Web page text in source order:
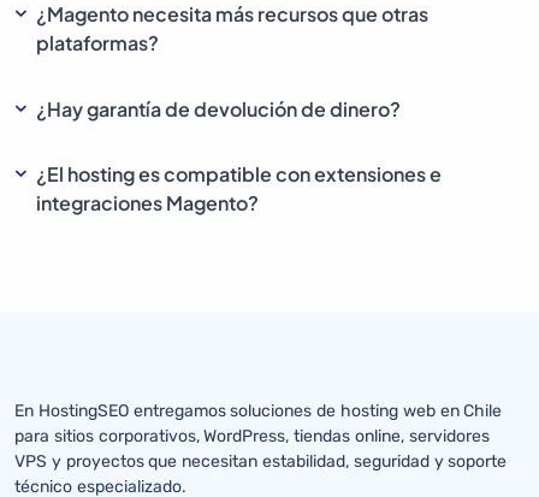
¿Magento necesita más recursos que otras
plataformas?
¿Hay garantía de devolución de dinero?
¿El hosting es compatible con extensiones e
integraciones Magento?
En HostingSEO entregamos soluciones de hosting web en Chile
para sitios corporativos, WordPress, tiendas online, servidores
VPS y proyectos que necesitan estabilidad, seguridad y soporte
técnico especializado.